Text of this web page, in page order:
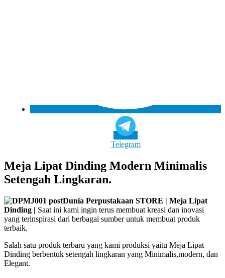
Telegram
Meja Lipat Dinding Modern Minimalis
Setengah Lingkaran.
Dunia Perpustakaan STORE | Meja Lipat
Dinding | Saat ini kami ingin terus membuat kreasi dan inovasi
yang terinspirasi dari berbagai sumber untuk membuat produk
terbaik.
Salah satu produk terbaru yang kami produksi yaitu Meja Lipat
Dinding berbentuk setengah lingkaran yang Minimalis,modern, dan
Elegant.